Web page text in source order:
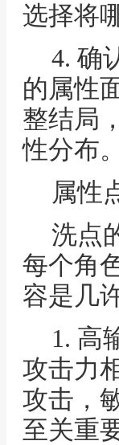
选择将
4. 确
的属性
整结局
性分布。
属性
洗点
每个角
容是几
1. 高
攻击力
攻击，
至关重